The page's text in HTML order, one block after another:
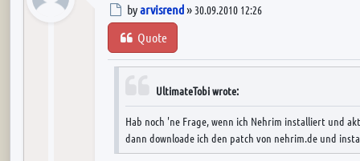
Post
byarvisrend» 30.09.2010 12:26
Quote
UltimateTobi wrote:
Hab noch 'ne Frage, wenn ich Nehrim installiert und
dann downloade ich den patch von nehrim.de und